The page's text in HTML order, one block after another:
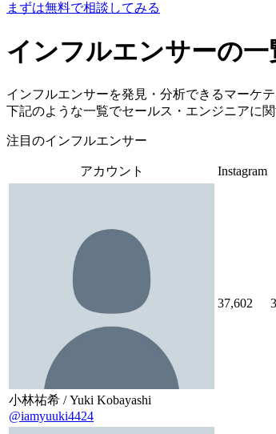
まずは無料で相談してみる
インフルエンサーの一
インフルエンサーを発見・分析できるマーケ
下記のような一覧でセールス・エンジニアに
注目のインフルエンサー
アカウント Instagram
小林祐希 / Yuki Kobayashi
@iamyuuki4424
37,602